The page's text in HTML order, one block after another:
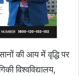
की आय में वृद्धि पर
विश्वविद्यालय,